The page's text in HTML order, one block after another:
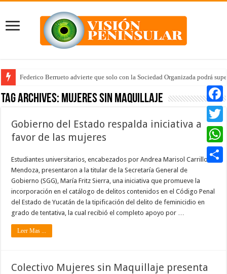
Federico Berrueto advierte que solo con la Sociedad Organizada podrá
Tag Archives: Mujeres sin Maquillaje
Gobierno del Estado respalda iniciativa a
favor de las mujeres
Estudiantes universitarios, encabezados por Andrea Marisol Carrillo
Mendoza, presentaron a la titular de la Secretaría General de
Gobierno (SGG), María Fritz Sierra, una iniciativa que promueve la
incorporación en el catálogo de delitos contenidos en el Código Penal
del Estado de Yucatán de la tipificación del delito de feminicidio en
grado de tentativa, la cual recibió el completo apoyo por …
Leer Mas ...
Colectivo Mujeres sin Maquillaje presenta
Twitter